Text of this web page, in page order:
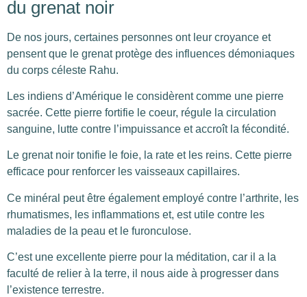
du grenat noir
De nos jours, certaines personnes ont leur croyance et
pensent que le grenat protège des influences démoniaques
du corps céleste Rahu.
Les indiens d’Amérique le considèrent comme une pierre
sacrée. Cette pierre fortifie le coeur, régule la circulation
sanguine, lutte contre l’impuissance et accroît la fécondité.
Le grenat noir tonifie le foie, la rate et les reins. Cette pierre
efficace pour renforcer les vaisseaux capillaires.
Ce minéral peut être également employé contre l’arthrite, les
rhumatismes, les inflammations et, est utile contre les
maladies de la peau et le furonculose.
C’est une excellente pierre pour la méditation, car il a la
faculté de relier à la terre, il nous aide à progresser dans
l’existence terrestre.